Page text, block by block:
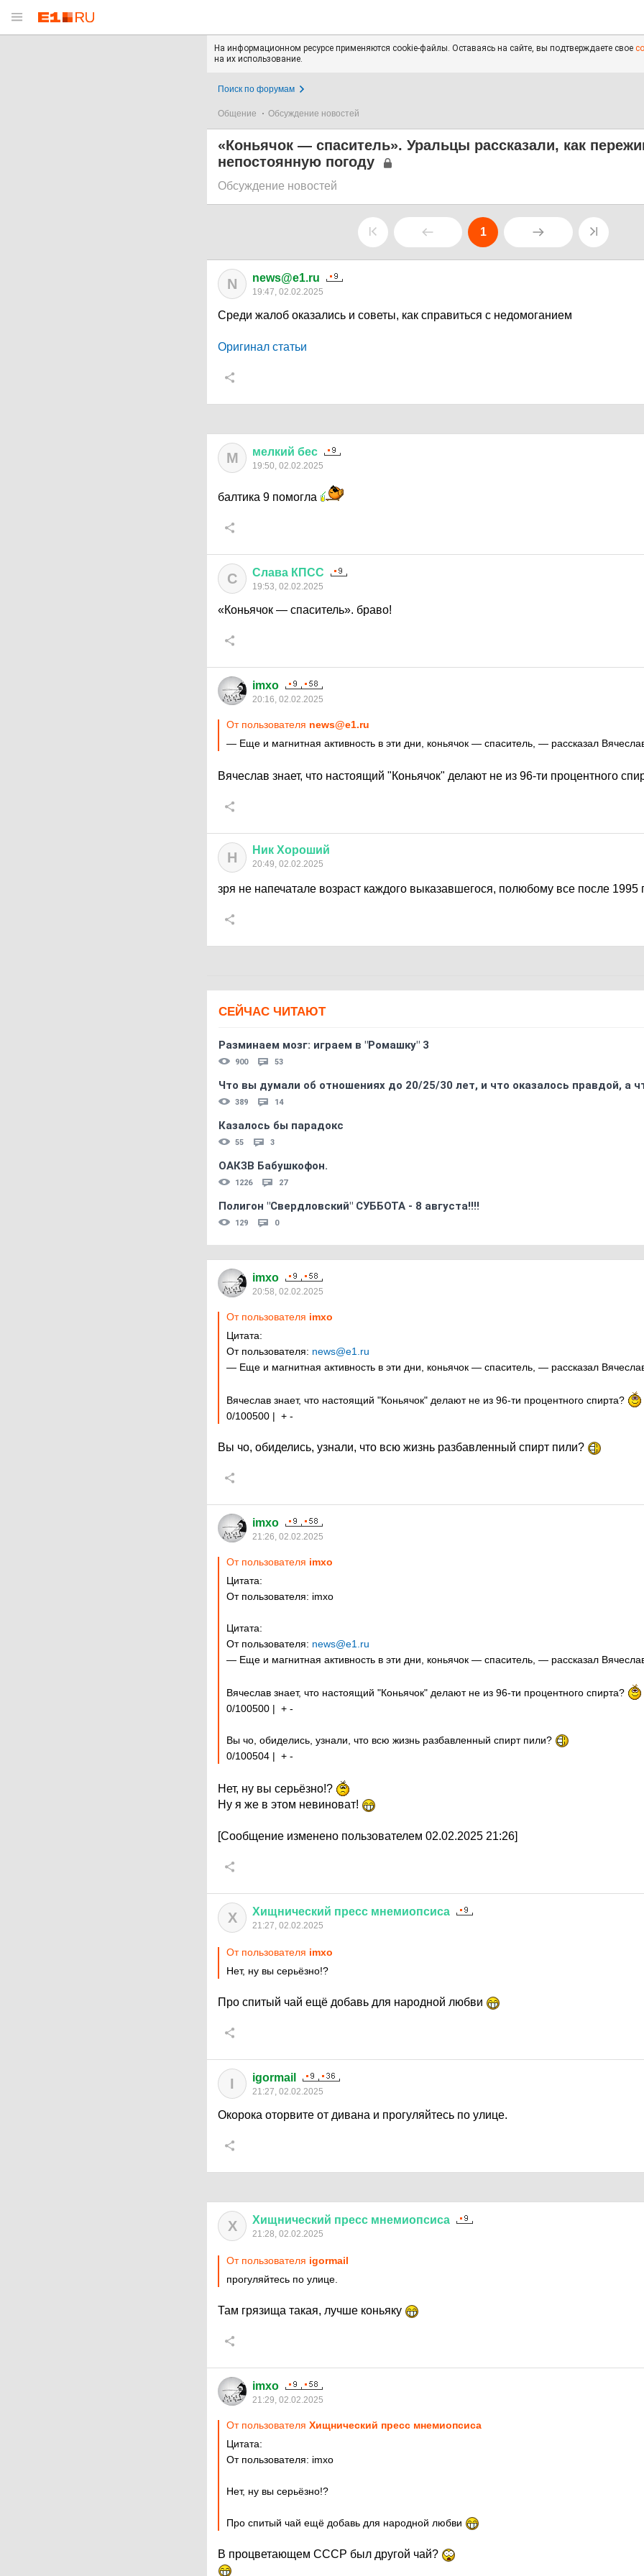
На информационном ресурсе применяются cookie-файлы. Оставаясь на сайте, вы подтверждаете свое
на их использование.
Поиск по форумам
Общение Обсуждение новостей
«Коньячок — спаситель». Уральцы рассказали, как
непостоянную погоду
Обсуждение новостей
1
N news@e1.ru
19:47, 02.02.2025
Среди жалоб оказались и советы, как справиться с недомоганием
Оригинал статьи
М мелкий бес
19:50, 02.02.2025
балтика 9 помогла
С Слава КПСС
19:53, 02.02.2025
«Коньячок — спаситель». браво!
imxo
20:16, 02.02.2025
От пользователя news@e1.ru
— Еще и магнитная активность в эти дни, коньячок — спаситель, — рассказал
Вячеслав знает, что настоящий "Коньячок" делают не из 96-ти процентного
Н Ник Хороший
20:49, 02.02.2025
зря не напечатале возраст каждого выказавшегося, полюбому все после 1995
СЕЙЧАС ЧИТАЮТ
Разминаем мозг: играем в "Ромашку" 3
900 53
Что вы думали об отношениях до 20/25/30 лет, и что оказалось правдой, а
389 14
Казалось бы парадокс
55 3
ОАКЗВ Бабушкофон.
1226 27
Полигон "Свердловский" СУББОТА - 8 августа!!!!
129 0
imxo
20:58, 02.02.2025
От пользователя imxo
Цитата:
От пользователя: news@e1.ru
— Еще и магнитная активность в эти дни, коньячок — спаситель, — рассказал
Вячеслав знает, что настоящий "Коньячок" делают не из 96-ти процентного спирта?
0/100500 | + -
Вы чо, обиделись, узнали, что всю жизнь разбавленный спирт пили?
imxo
21:26, 02.02.2025
От пользователя imxo
Цитата:
От пользователя: imxo
Цитата:
От пользователя: news@e1.ru
— Еще и магнитная активность в эти дни, коньячок — спаситель, — рассказал
Вячеслав знает, что настоящий "Коньячок" делают не из 96-ти процентного спирта?
0/100500 | + -
Вы чо, обиделись, узнали, что всю жизнь разбавленный спирт пили?
0/100504 | + -
Нет, ну вы серьёзно!?
Ну я же в этом невиноват!
[Сообщение изменено пользователем 02.02.2025 21:26]
Х Хищнический пресс мнемиопсиса
21:27, 02.02.2025
От пользователя imxo
Нет, ну вы серьёзно!?
Про спитый чай ещё добавь для народной любви
I igormail
21:27, 02.02.2025
Окорока оторвите от дивана и прогуляйтесь по улице.
Х Хищнический пресс мнемиопсиса
21:28, 02.02.2025
От пользователя igormail
прогуляйтесь по улице.
Там грязища такая, лучше коньяку
imxo
21:29, 02.02.2025
От пользователя Хищнический пресс мнемиопсиса
Цитата:
От пользователя: imxo
Нет, ну вы серьёзно!?
Про спитый чай ещё добавь для народной любви
В процветающем СССР был другой чай?